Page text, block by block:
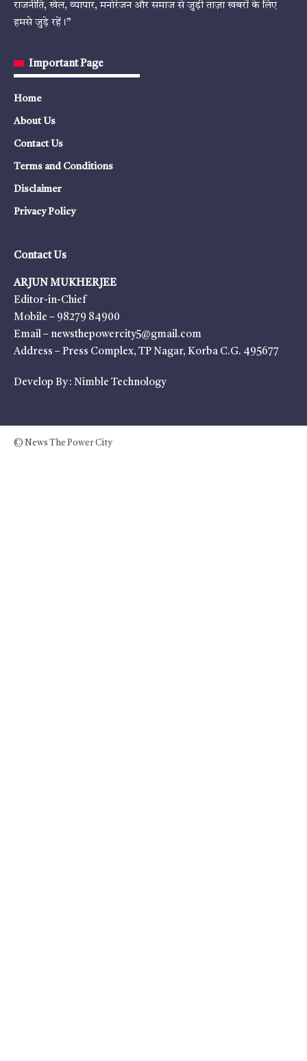
राजनीति, खेल, व्यापार, मनोरंजन और समाज से जुड़ी ताज़ा खबरों के लिए
हमसे जुड़े रहें।”
Important Page
Home
About Us
Contact Us
Terms and Conditions
Disclaimer
Privacy Policy
Contact Us
ARJUN MUKHERJEE
Editor-in-Chief
Mobile – 98279 84900
Email – newsthepowercity5@gmail.com
Address – Press Complex, TP Nagar, Korba C.G. 495677
Develop By : Nimble Technology
© News The Power City